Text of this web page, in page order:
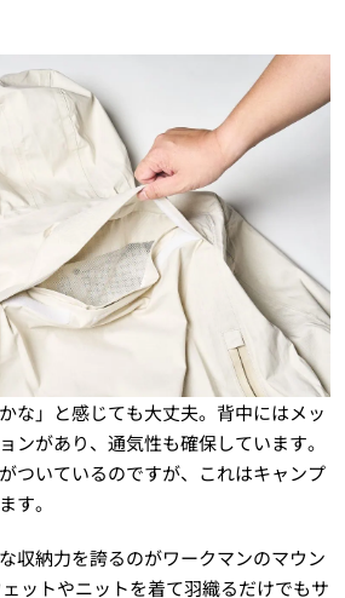
な」と感じても大丈夫。背中にはメッ
ンがあり、通気性も確保しています。
ついているのですが、これはキャンプ
す。
収納力を誇るのがワークマンのマウン
ットやニットを着て羽織るだけでもサ